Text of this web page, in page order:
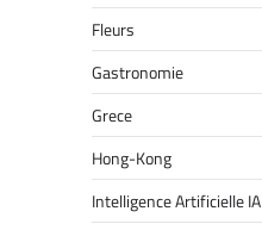
Fleurs
Gastronomie
Grece
Hong-Kong
Intelligence Artificielle IA